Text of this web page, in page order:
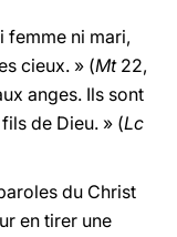
femme ni mari,
cieux. » (Mt 22,
anges. Ils sont
de Dieu. » (Lc
du Christ
en tirer une